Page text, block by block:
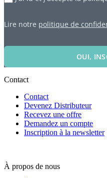
Lire notre politique de
OUI,
Contact
Contact
Devenez Distributeur
Recevez une offre
Demandez un compte
Inscription à la newsletter
À propos de nous